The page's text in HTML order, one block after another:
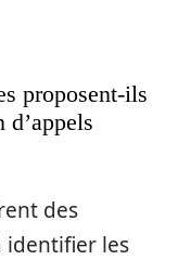
proposent-ils
des
identifier les